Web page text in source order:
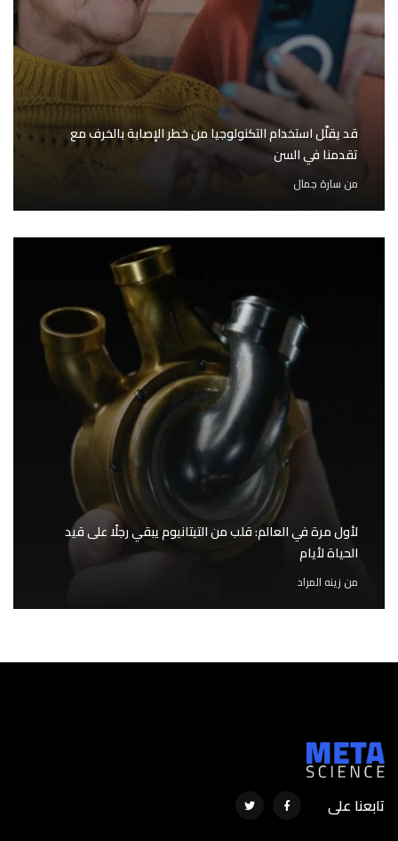
قد يقلّل استخدام التكنولوجيا من خطر الإصابة بالخرف مع
تقدمنا في السن
من سارة جمال
لأول مرة في العالم: قلب من التيتانيوم يبقي رجلًا على قيد
الحياة لأيام
من زينه المراد
تابعنا على